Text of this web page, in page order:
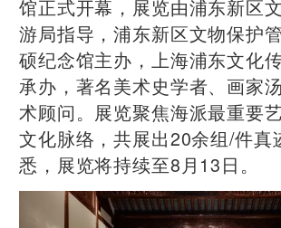
馆正式开幕，展览由浦东新区
游局指导，浦东新区文物保护
硕纪念馆主办，上海浦东文化
承办，著名美术史学者、画家
术顾问。展览聚焦海派最重要
文化脉络，共展出20余组/件真
悉，展览将持续至8月13日。